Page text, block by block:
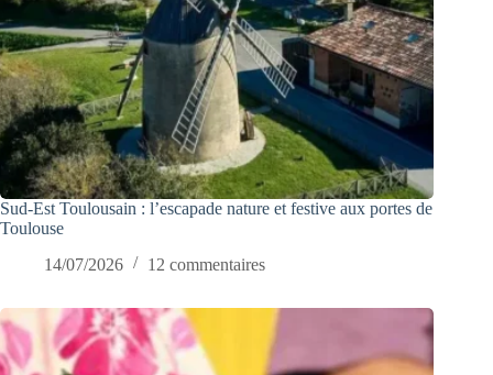
Sud-Est Toulousain : l’escapade nature et festive aux portes de
Toulouse
14/07/2026
12 commentaires